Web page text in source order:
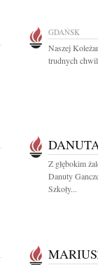
GDAŃSK
Naszej
trudnych
Z głębokim
Danuty
Szkoły...